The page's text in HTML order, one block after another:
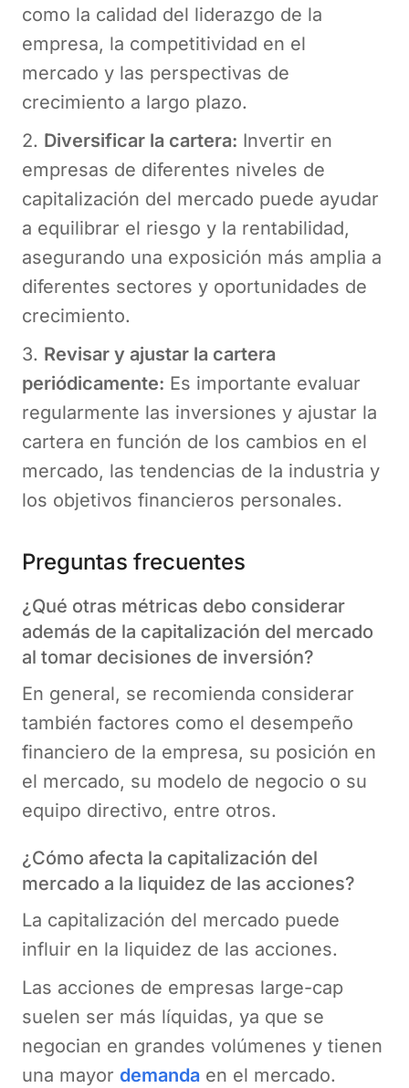
como la calidad del liderazgo de la
empresa, la competitividad en el
mercado y las perspectivas de
crecimiento a largo plazo.
2. Diversificar la cartera: Invertir en
empresas de diferentes niveles de
capitalización del mercado puede ayudar
a equilibrar el riesgo y la rentabilidad,
asegurando una exposición más amplia a
diferentes sectores y oportunidades de
crecimiento.
3. Revisar y ajustar la cartera
periódicamente: Es importante evaluar
regularmente las inversiones y ajustar la
cartera en función de los cambios en el
mercado, las tendencias de la industria y
los objetivos financieros personales.
Preguntas frecuentes
¿Qué otras métricas debo considerar
además de la capitalización del mercado
al tomar decisiones de inversión?
En general, se recomienda considerar
también factores como el desempeño
financiero de la empresa, su posición en
el mercado, su modelo de negocio o su
equipo directivo, entre otros.
¿Cómo afecta la capitalización del
mercado a la liquidez de las acciones?
La capitalización del mercado puede
influir en la liquidez de las acciones.
Las acciones de empresas large-cap
suelen ser más líquidas, ya que se
negocian en grandes volúmenes y tienen
una mayor demanda en el mercado.